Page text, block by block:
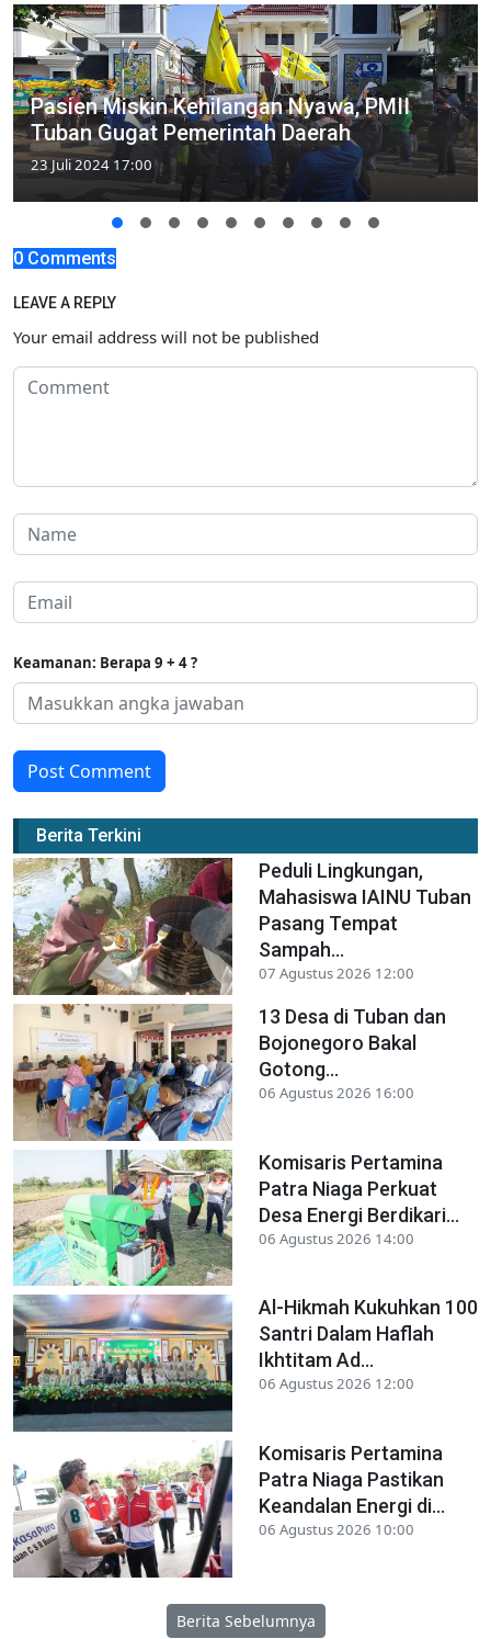
Pasien Miskin Kehilangan Nyawa, PMII
Tuban Gugat Pemerintah Daerah
23 Juli 2024 17:00
0 Comments
LEAVE A REPLY
Your email address will not be published
Keamanan: Berapa 9 + 4 ?
Post Comment
Berita Terkini
Peduli Lingkungan,
Mahasiswa IAINU Tuban
Pasang Tempat
Sampah...
07 Agustus 2026 12:00
13 Desa di Tuban dan
Bojonegoro Bakal
Gotong...
06 Agustus 2026 16:00
Komisaris Pertamina
Patra Niaga Perkuat
Desa Energi Berdikari...
06 Agustus 2026 14:00
Al-Hikmah Kukuhkan 100
Santri Dalam Haflah
Ikhtitam Ad...
06 Agustus 2026 12:00
Komisaris Pertamina
Patra Niaga Pastikan
Keandalan Energi di...
06 Agustus 2026 10:00
Berita Sebelumnya